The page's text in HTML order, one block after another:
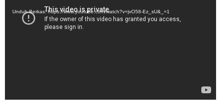
Unduh Berkas: https://www.youtube.com/watch?v=jvO58-Ez_sU&_=1